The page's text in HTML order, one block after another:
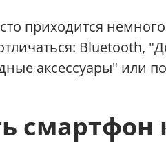
приходится
Bluetooth,
аксессуары" или
смартфон